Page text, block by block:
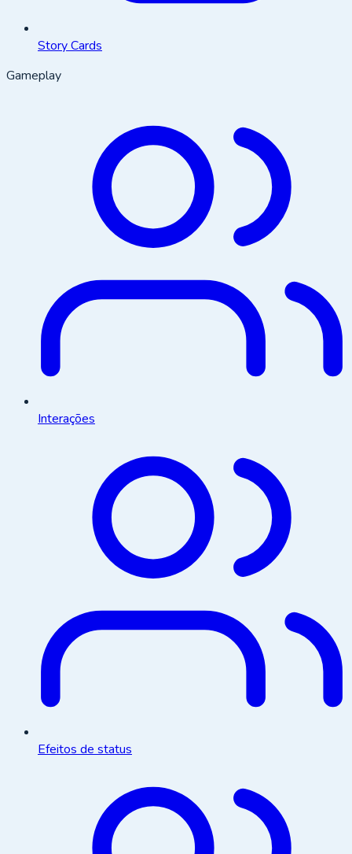
Story Cards
Gameplay
Interações
Efeitos de status